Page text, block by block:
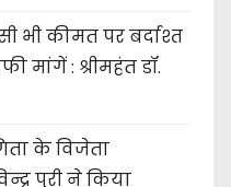
भी कीमत पर बर्दाश्त
मांगें : श्रीमहंत डॉ.
के विजेता
पुरी ने किया